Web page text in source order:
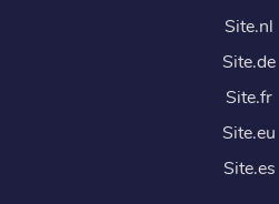
Site.nl
Site.de
Site.fr
Site.eu
Site.es